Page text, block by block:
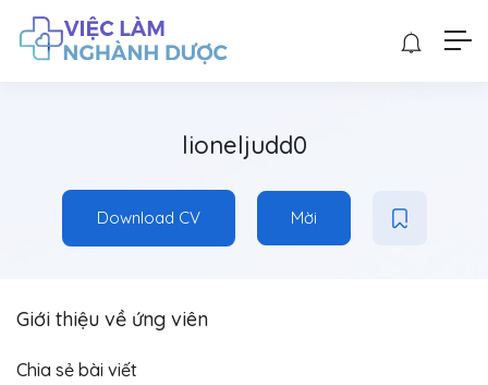
lioneljudd0
Download CV Mời
Giới thiệu về ứng viên
Chia sẻ bài viết